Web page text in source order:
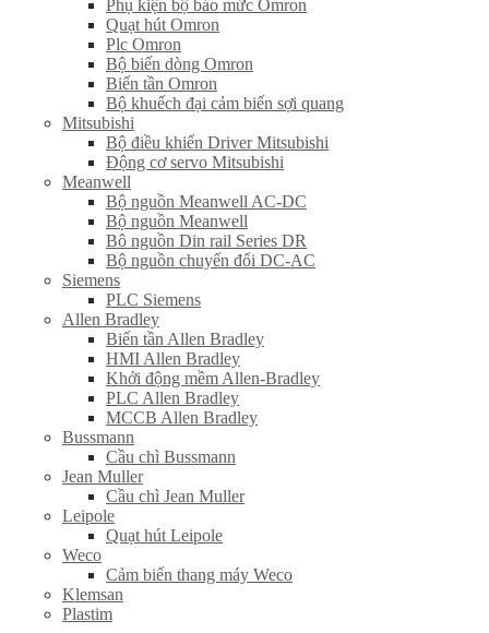
Phụ kiện bộ báo mức Omron
Quạt hút Omron
Plc Omron
Bộ biến dòng Omron
Biến tần Omron
Bộ khuếch đại cảm biến sợi quang
Mitsubishi
Bộ điều khiển Driver Mitsubishi
Động cơ servo Mitsubishi
Meanwell
Bộ nguồn Meanwell AC-DC
Bộ nguồn Meanwell
Bô nguồn Din rail Series DR
Bộ nguồn chuyển đổi DC-AC
Siemens
PLC Siemens
Allen Bradley
Biến tần Allen Bradley
HMI Allen Bradley
Khởi động mềm Allen-Bradley
PLC Allen Bradley
MCCB Allen Bradley
Bussmann
Cầu chì Bussmann
Jean Muller
Cầu chì Jean Muller
Leipole
Quạt hút Leipole
Weco
Cảm biến thang máy Weco
Klemsan
Plastim